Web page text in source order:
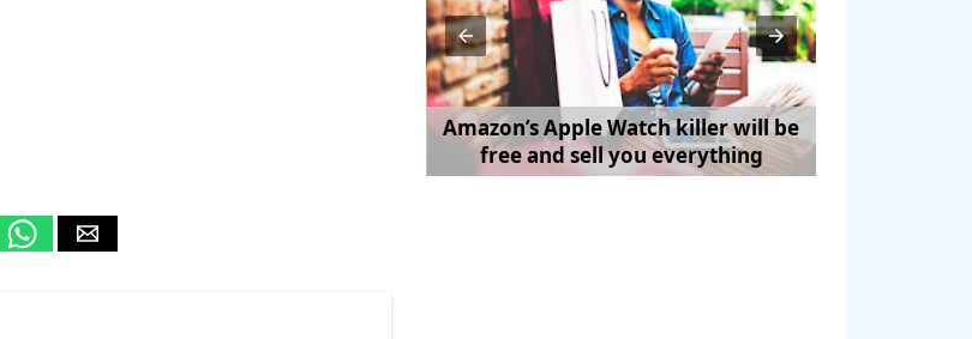
Amazon’s Apple Watch killer will be
free and sell you everything